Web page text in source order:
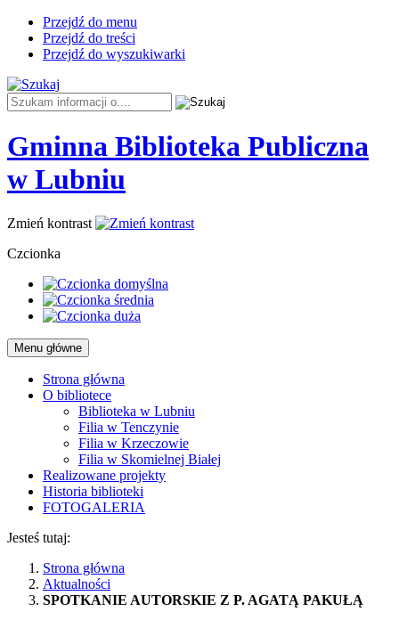
Przejdź do menu
Przejdź do treści
Przejdź do wyszukiwarki
Tutaj
wpisz
frazę:
Gminna Biblioteka Publiczna
w Lubniu
SPOTKANIE
Z
P.
Zmień kontrast
Czcionka
Menu główne
Strona główna
O bibliotece
Biblioteka w Lubniu
Filia w Tenczynie
Filia w Krzeczowie
Filia w Skomielnej Białej
Realizowane projekty
Historia biblioteki
FOTOGALERIA
Jesteś tutaj:
Strona główna
Aktualności
SPOTKANIE AUTORSKIE Z P. AGATĄ PAKUŁĄ